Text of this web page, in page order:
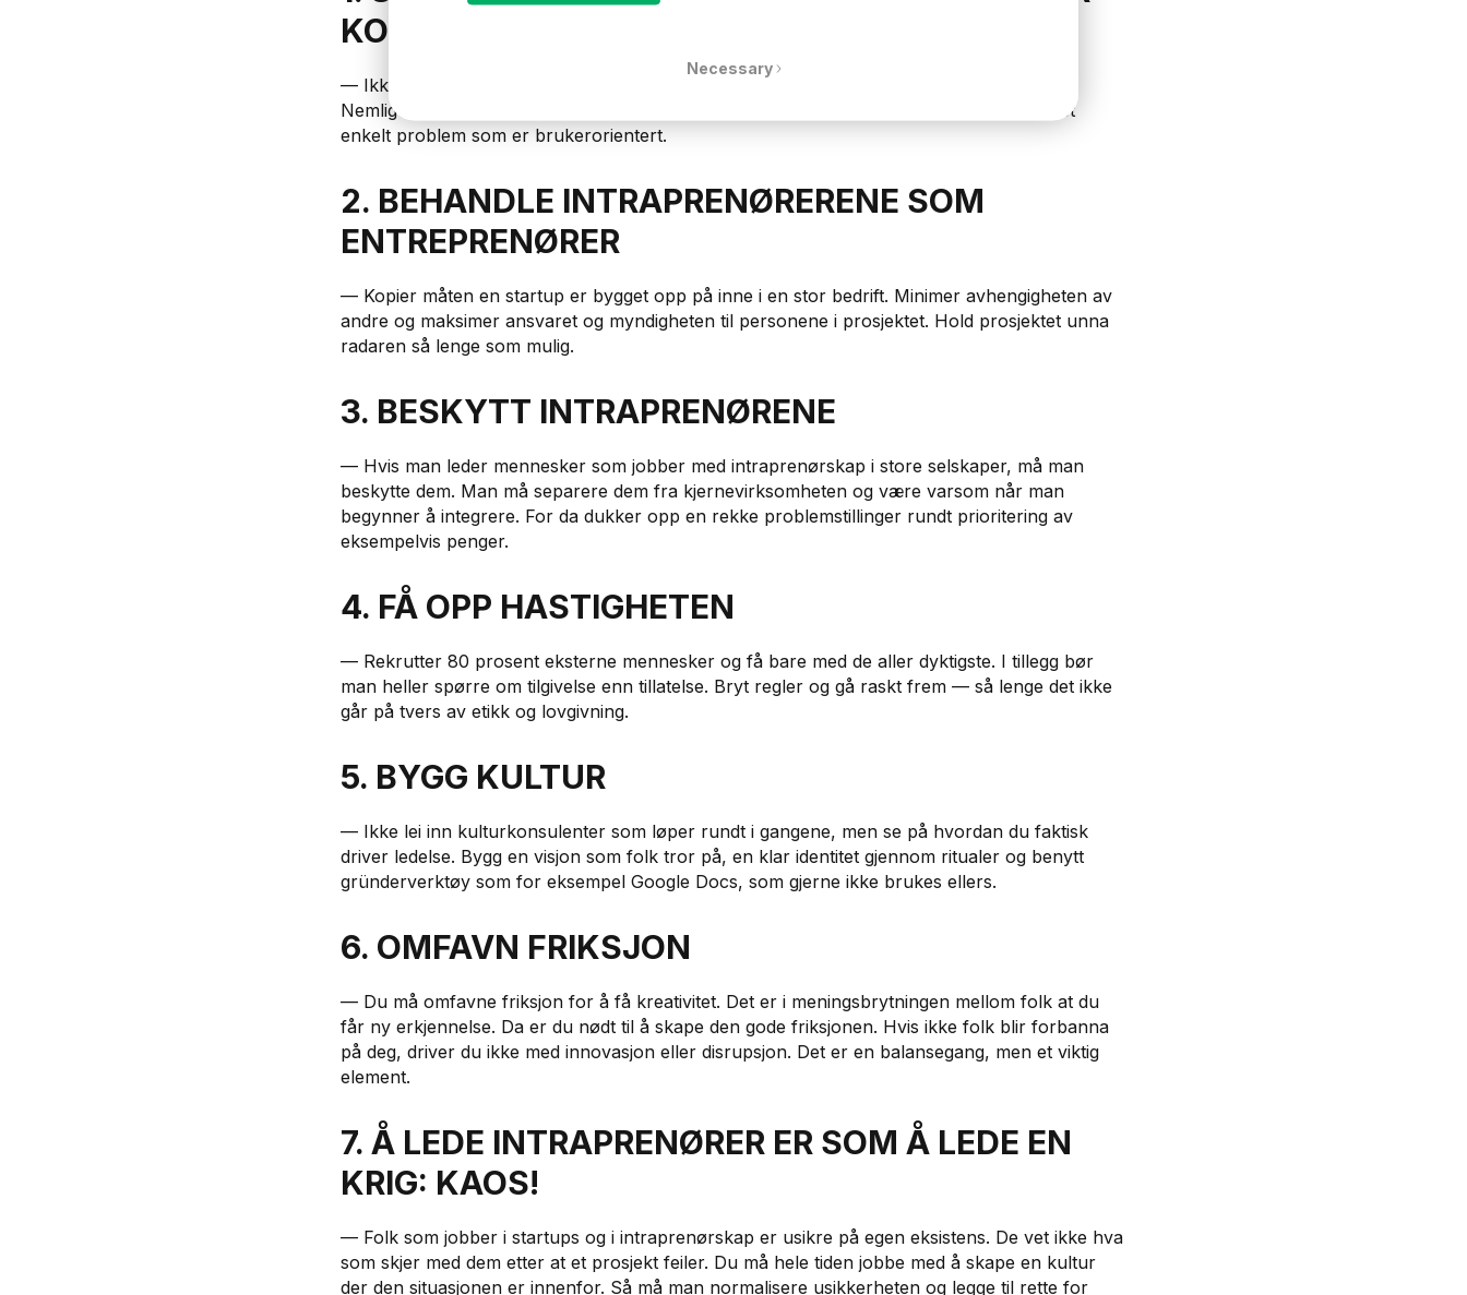
Necessary
KOMPLISERTE PROSJEKTER
— Ikke lov for mye og ikke gå i fellen som de fleste store og mellomstore selskaper gjør.
Nemlig å sette opp kompliserte prosjekter som skal løse flere problemer samtidig. Søk et
enkelt problem som er brukerorientert.
2. BEHANDLE INTRAPRENØRERENE SOM
ENTREPRENØRER
— Kopier måten en startup er bygget opp på inne i en stor bedrift. Minimer avhengigheten av
andre og maksimer ansvaret og myndigheten til personene i prosjektet. Hold prosjektet unna
radaren så lenge som mulig.
3. BESKYTT INTRAPRENØRENE
— Hvis man leder mennesker som jobber med intraprenørskap i store selskaper, må man
beskytte dem. Man må separere dem fra kjernevirksomheten og være varsom når man
begynner å integrere. For da dukker opp en rekke problemstillinger rundt prioritering av
eksempelvis penger.
4. FÅ OPP HASTIGHETEN
— Rekrutter 80 prosent eksterne mennesker og få bare med de aller dyktigste. I tillegg bør
man heller spørre om tilgivelse enn tillatelse. Bryt regler og gå raskt frem — så lenge det ikke
går på tvers av etikk og lovgivning.
5. BYGG KULTUR
— Ikke lei inn kulturkonsulenter som løper rundt i gangene, men se på hvordan du faktisk
driver ledelse. Bygg en visjon som folk tror på, en klar identitet gjennom ritualer og benytt
gründerverktøy som for eksempel Google Docs, som gjerne ikke brukes ellers.
6. OMFAVN FRIKSJON
— Du må omfavne friksjon for å få kreativitet. Det er i meningsbrytningen mellom folk at du
får ny erkjennelse. Da er du nødt til å skape den gode friksjonen. Hvis ikke folk blir forbanna
på deg, driver du ikke med innovasjon eller disrupsjon. Det er en balansegang, men et viktig
element.
7. Å LEDE INTRAPRENØRER ER SOM Å LEDE EN
KRIG: KAOS!
— Folk som jobber i startups og i intraprenørskap er usikre på egen eksistens. De vet ikke hva
som skjer med dem etter at et prosjekt feiler. Du må hele tiden jobbe med å skape en kultur
der den situasjonen er innenfor. Så må man normalisere usikkerheten og legge til rette for